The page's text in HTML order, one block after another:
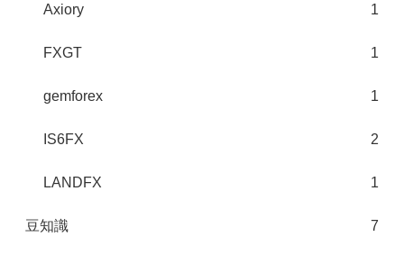
Axiory 1
FXGT 1
gemforex 1
IS6FX 2
LANDFX 1
豆知識 7